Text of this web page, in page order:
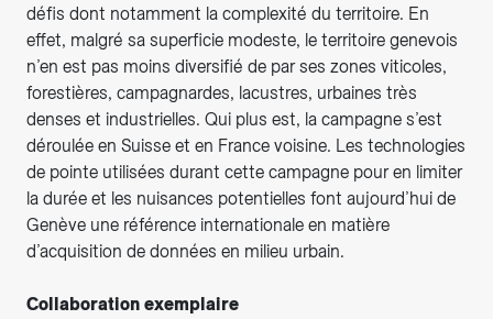
défis dont notamment la complexité du territoire. En
effet, malgré sa superficie modeste, le territoire genevois
n’en est pas moins diversifié de par ses zones viticoles,
forestières, campagnardes, lacustres, urbaines très
denses et industrielles. Qui plus est, la campagne s’est
déroulée en Suisse et en France voisine. Les technologies
de pointe utilisées durant cette campagne pour en limiter
la durée et les nuisances potentielles font aujourd’hui de
Genève une référence internationale en matière
d’acquisition de données en milieu urbain.
Collaboration exemplaire